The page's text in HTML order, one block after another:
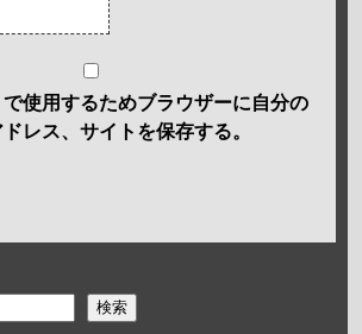
使用するためブラウザーに自分の
レス、サイトを保存する。
検索